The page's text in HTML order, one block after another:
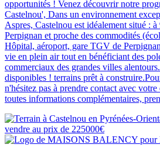
opportunités ! Venez découvrir notre
Castelnou', Dans un environnement
Aspres, Castelnou est idéalement situé :
Perpignan et proche des commodités
Hôpital, aéroport, gare TGV de
vie en plein air tout en bénéficiant des
commerciaux des grandes villes
disponibles ! terrains prêt à
n'hésitez pas à prendre contact avec
toutes informations complémentaires,